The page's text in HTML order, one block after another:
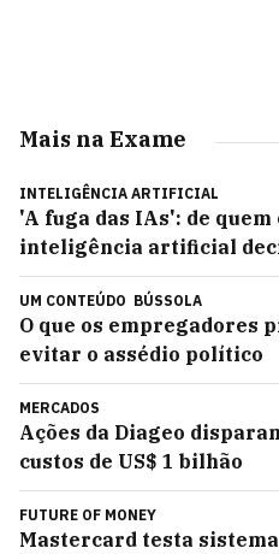
Mais na Exame
INTELIGÊNCIA ARTIFICIAL
'A fuga das IAs': de quem
inteligência artificial
UM CONTEÚDO BÚSSOLA
O que os empregadores
evitar o assédio político
MERCADOS
Ações da Diageo
custos de US$ 1 bilhão
FUTURE OF MONEY
Mastercard testa